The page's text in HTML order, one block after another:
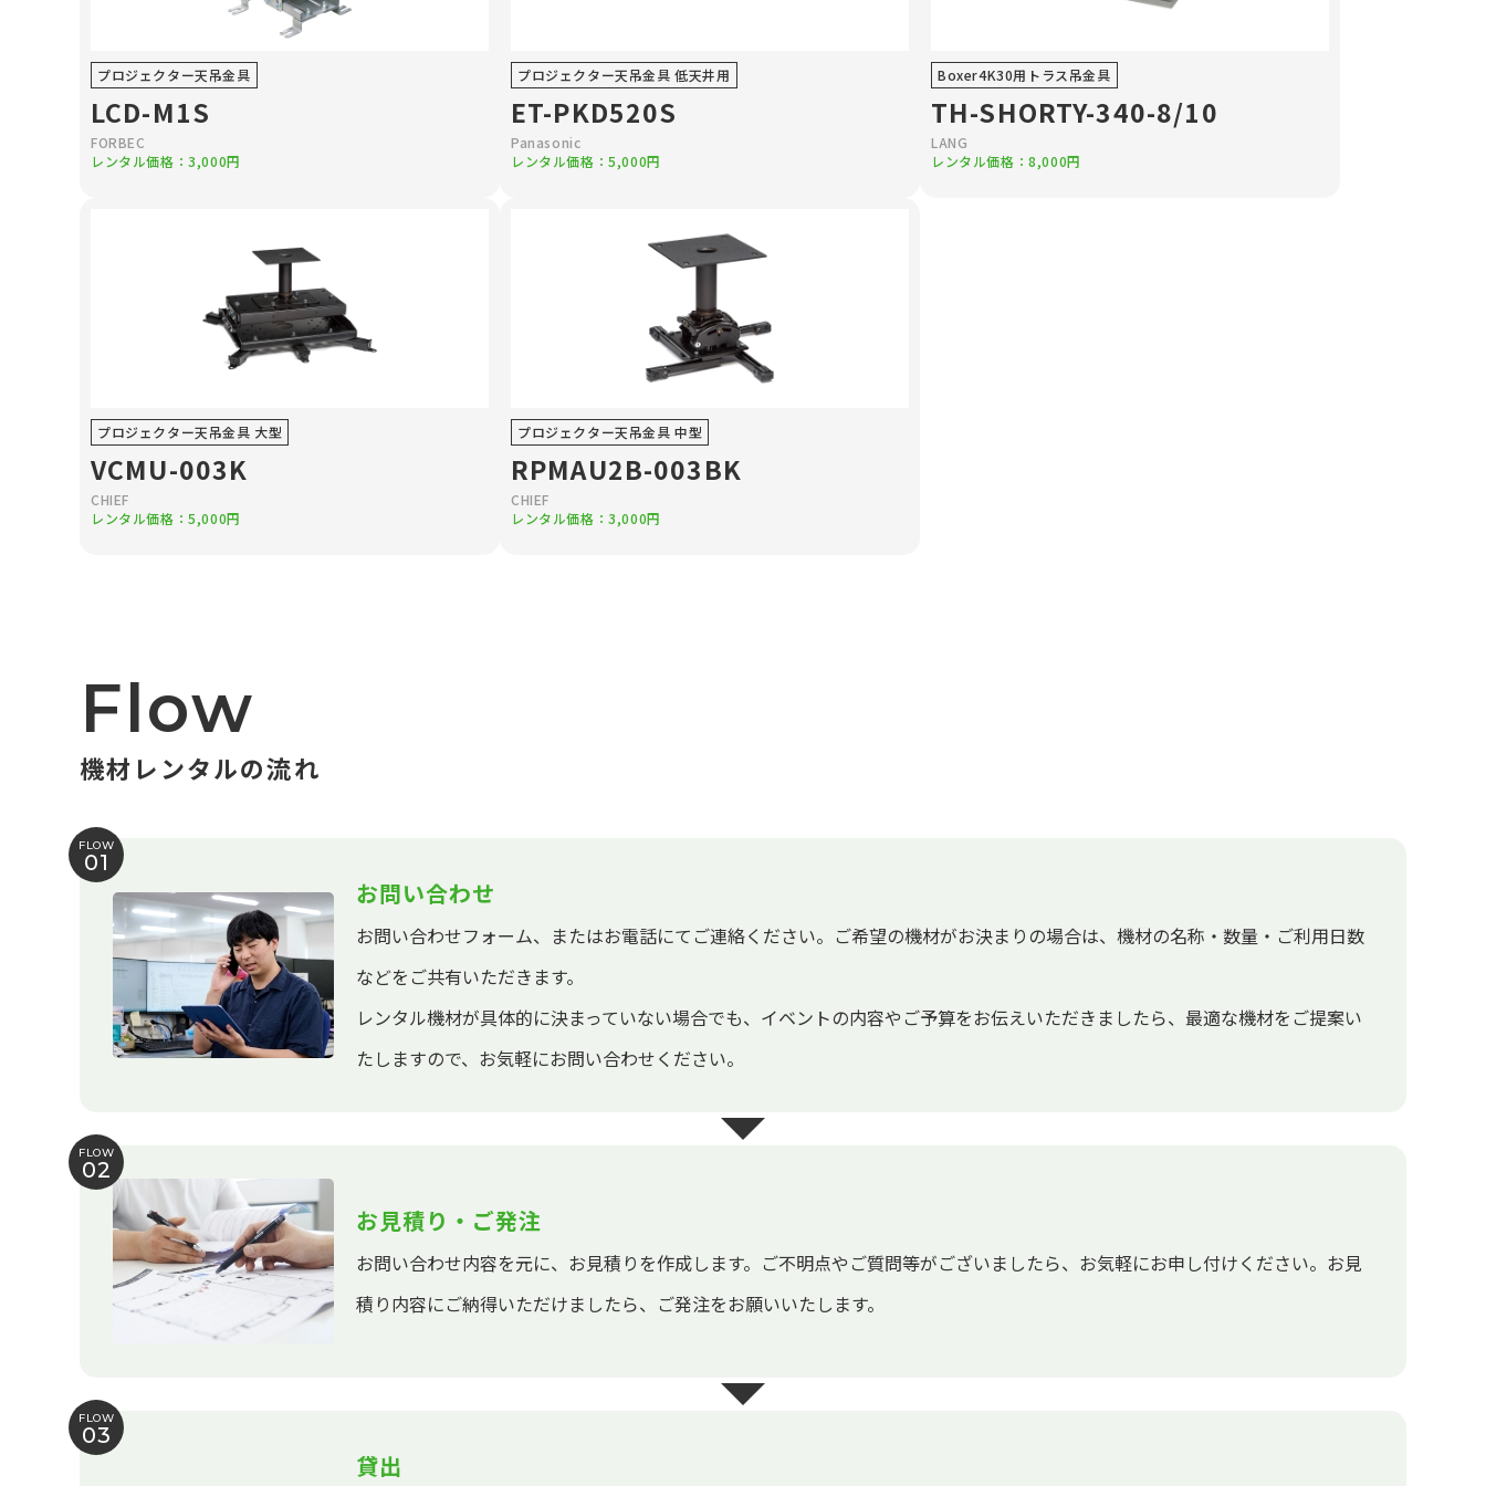
プロジェクター天吊金具
LCD-M1S
FORBEC
レンタル価格：3,000円
プロジェクター天吊金具 低天井用
ET-PKD520S
Panasonic
レンタル価格：5,000円
Boxer4K30用トラス吊金具
TH-SHORTY-340-8/10
LANG
レンタル価格：8,000円
プロジェクター天吊金具 大型
VCMU-003K
CHIEF
レンタル価格：5,000円
プロジェクター天吊金具 中型
RPMAU2B-003BK
CHIEF
レンタル価格：3,000円
Flow
機材レンタルの流れ
FLOW
01
お問い合わせ
お問い合わせフォーム、またはお電話にてご連絡ください。ご希望の機材がお決まりの場合は、機材の名称・数量・ご利用日数
などをご共有いただきます。
レンタル機材が具体的に決まっていない場合でも、イベントの内容やご予算をお伝えいただきましたら、最適な機材をご提案い
たしますので、お気軽にお問い合わせください。
FLOW
02
お見積り・ご発注
お問い合わせ内容を元に、お見積りを作成します。ご不明点やご質問等がございましたら、お気軽にお申し付けください。お見
積り内容にご納得いただけましたら、ご発注をお願いいたします。
FLOW
03
貸出